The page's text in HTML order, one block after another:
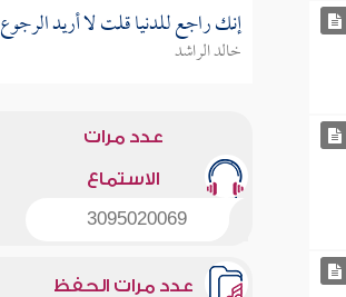
إنك راجع للدنيا قلت لا أريد الرجوع
خالد الراشد
عدد مرات
الاستماع
3095020069
عدد مرات الحفظ